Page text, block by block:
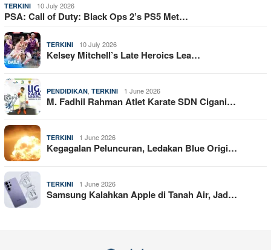
TERKINI 10 July 2026
PSA: Call of Duty: Black Ops 2’s PS5 Met…
TERKINI 10 July 2026
Kelsey Mitchell’s Late Heroics Lea…
PENDIDIKAN, TERKINI 1 June 2026
M. Fadhil Rahman Atlet Karate SDN Cigani…
TERKINI 1 June 2026
Kegagalan Peluncuran, Ledakan Blue Origi…
TERKINI 1 June 2026
Samsung Kalahkan Apple di Tanah Air, Jad…